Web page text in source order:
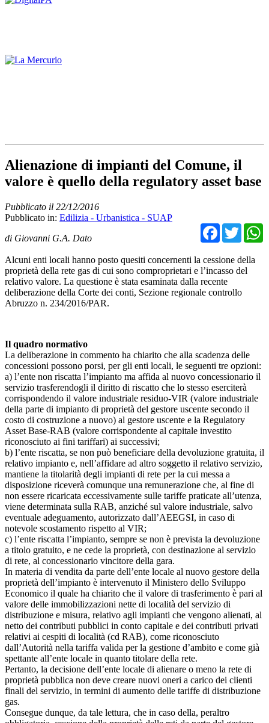
Alienazione di impianti del Comune, il
valore è quello della regulatory asset base
Pubblicato il 22/12/2016
Pubblicato in: Edilizia - Urbanistica - SUAP
di Giovanni G.A. Dato
Alcuni enti locali hanno posto quesiti concernenti la cessione della
proprietà della rete gas di cui sono comproprietari e l’incasso del
relativo valore. La questione è stata esaminata dalla recente
deliberazione della Corte dei conti, Sezione regionale controllo
Abruzzo n. 234/2016/PAR.
Il quadro normativo
La deliberazione in commento ha chiarito che alla scadenza delle
concessioni possono porsi, per gli enti locali, le seguenti tre opzioni:
a) l’ente non riscatta l’impianto ma affida al nuovo concessionario il
servizio trasferendogli il diritto di riscatto che lo stesso eserciterà
corrispondendo il valore industriale residuo-VIR (valore industriale
della parte di impianto di proprietà del gestore uscente secondo il
costo di costruzione a nuovo) al gestore uscente e la Regulatory
Asset Base-RAB (valore corrispondente al capitale investito
riconosciuto ai fini tariffari) ai successivi;
b) l’ente riscatta, se non può beneficiare della devoluzione gratuita, il
relativo impianto e, nell’affidare ad altro soggetto il relativo servizio,
mantiene la titolarità degli impianti di rete per la cui messa a
disposizione riceverà comunque una remunerazione che, al fine di
non essere ricaricata eccessivamente sulle tariffe praticate all’utenza,
viene determinata sulla RAB, anziché sul valore industriale, salvo
eventuale adeguamento, autorizzato dall’AEEGSI, in caso di
notevole scostamento rispetto al VIR;
c) l’ente riscatta l’impianto, sempre se non è prevista la devoluzione
a titolo gratuito, e ne cede la proprietà, con destinazione al servizio
di rete, al concessionario vincitore della gara.
In materia di vendita da parte dell’ente locale al nuovo gestore della
proprietà dell’impianto è intervenuto il Ministero dello Sviluppo
Economico il quale ha chiarito che il valore di trasferimento è pari al
valore delle immobilizzazioni nette di località del servizio di
distribuzione e misura, relativo agli impianti che vengono alienati, al
netto dei contributi pubblici in conto capitale e dei contributi privati
relativi ai cespiti di località (cd RAB), come riconosciuto
dall’Autorità nella tariffa valida per la gestione d’ambito e come già
spettante all’ente locale in quanto titolare della rete.
Pertanto, la decisione dell’ente locale di alienare o meno la rete di
proprietà pubblica non deve creare nuovi oneri a carico dei clienti
finali del servizio, in termini di aumento delle tariffe di distribuzione
gas.
Consegue dunque, da tale lettura, che in caso della, peraltro